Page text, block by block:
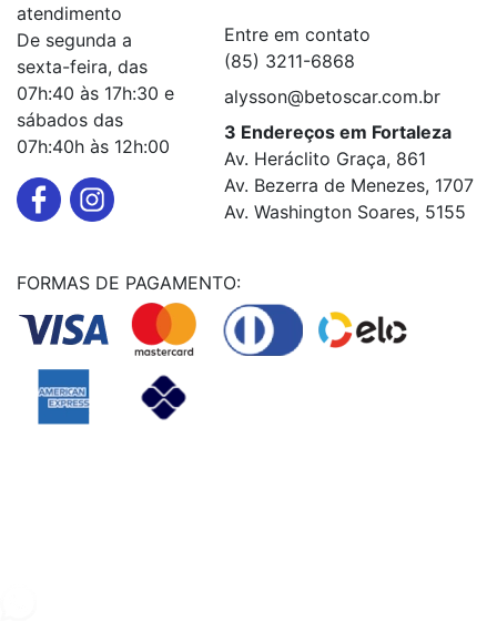
atendimento
De segunda a
sexta-feira, das
07h:40 às 17h:30 e
sábados das
07h:40h às 12h:00
Entre em contato
(85) 3211-6868
alysson@betoscar.com.br
3 Endereços em Fortaleza
Av. Heráclito Graça, 861
Av. Bezerra de Menezes, 1707
Av. Washington Soares, 5155
FORMAS DE PAGAMENTO: